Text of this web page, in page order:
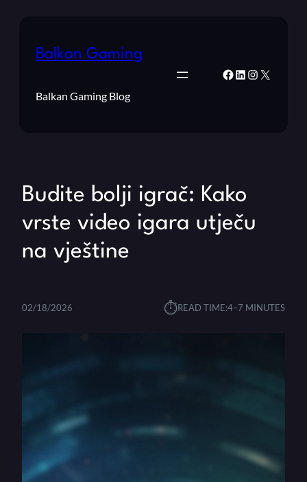
Balkan Gaming
Balkan Gaming Blog
Facebook
LinkedIn
Instagram
X
Budite bolji igrač: Kako
vrste video igara utječu
na vještine
02/18/2026 ⏱︎READ TIME:4–7 MINUTES